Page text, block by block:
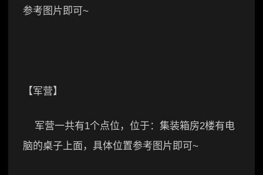
参考图片即可~
【军营】
军营一共有1个点位，位于：集装箱房2楼有电
脑的桌子上面，具体位置参考图片即可~